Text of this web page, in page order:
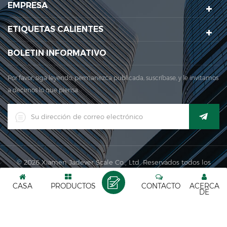
área de producción principal para nuestra empresa se
encuentra Aquí. en 2006, jadever adquir...
EMPRESA
ETIQUETAS CALIENTES
BOLETIN INFORMATIVO
Por favor, siga leyendo, permanezca publicada, suscríbase, y le invitamos
a decirnos lo que piensa.
© 2026 Xiamen Jadever Scale Co., Ltd. Reservados todos los
derechos. | XML
Red IPv6 admitida
CASA PRODUCTOS ACERCA
DE
CONTACTO